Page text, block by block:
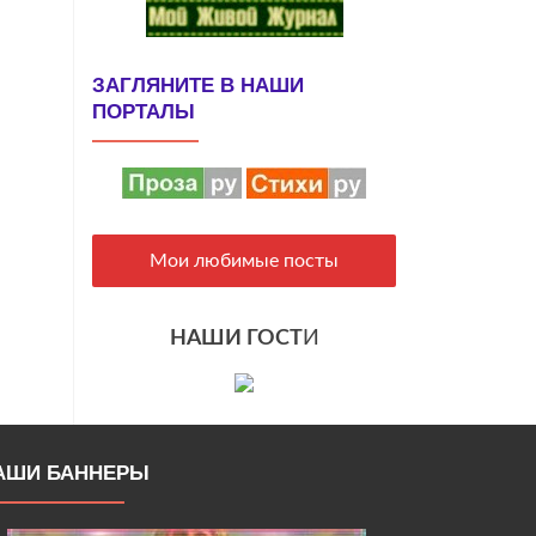
ЗАГЛЯНИТЕ В НАШИ
ПОРТАЛЫ
Мои любимые посты
НАШИ ГОСТИ
БАННЕРЫ